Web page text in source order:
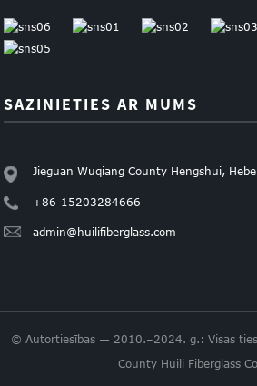
SAZINIETIES AR MUMS
Jieguan Wuqiang County Hengshui,
+86-15203284666
admin@huilifiberglass.com
© Autortiesības — 2010.–2024. g.: Visas
County Huili Fiberglass